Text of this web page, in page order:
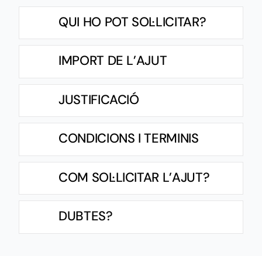
QUI HO POT SOL·LICITAR?
IMPORT DE L’AJUT
JUSTIFICACIÓ
CONDICIONS I TERMINIS
COM SOL·LICITAR L’AJUT?
DUBTES?